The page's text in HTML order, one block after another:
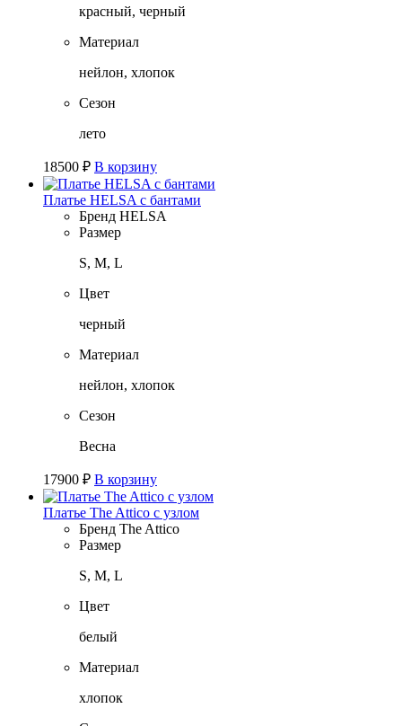
красный, черный
Материал
нейлон, хлопок
Сезон
лето
18500 ₽ В корзину
Платье HELSA с бантами
Бренд HELSA
Размер
S, M, L
Цвет
черный
Материал
нейлон, хлопок
Сезон
Весна
17900 ₽ В корзину
Платье The Attico с узлом
Бренд The Attico
Размер
S, M, L
Цвет
белый
Материал
хлопок